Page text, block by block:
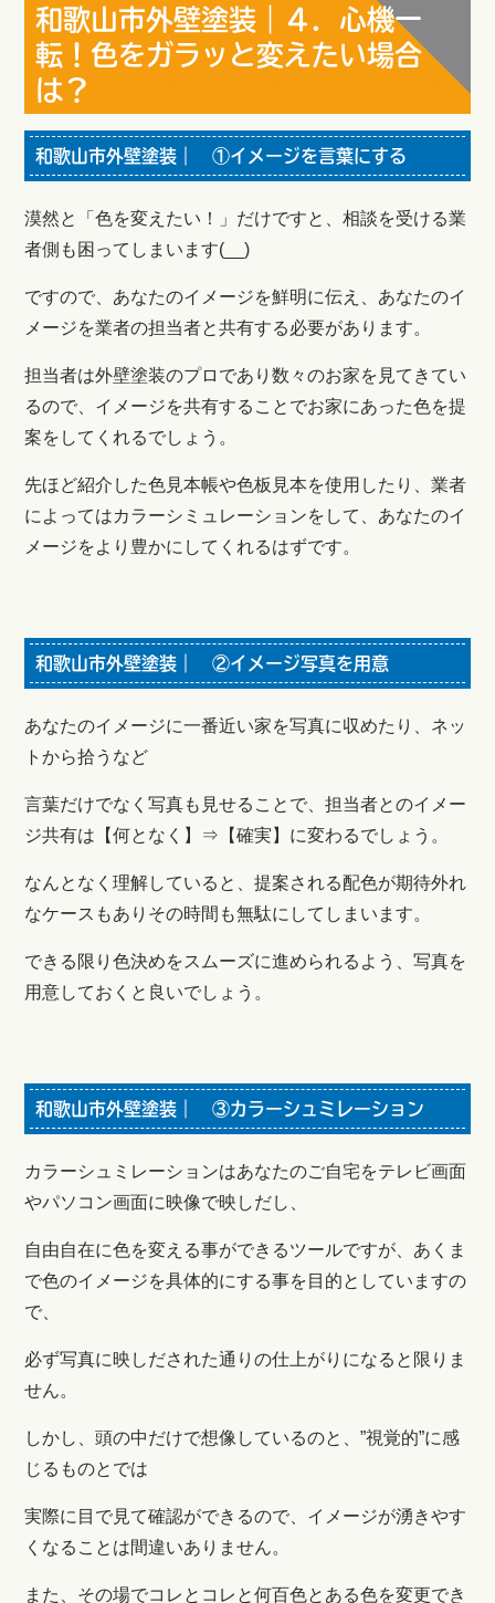
和歌山市外壁塗装｜４．心機一
転！色をガラッと変えたい場合
は？
和歌山市外壁塗装｜ ①イメージを言葉にする
漠然と「色を変えたい！」だけですと、相談を受ける業
者側も困ってしまいます(__)
ですので、あなたのイメージを鮮明に伝え、あなたのイ
メージを業者の担当者と共有する必要があります。
担当者は外壁塗装のプロであり数々のお家を見てきてい
るので、イメージを共有することでお家にあった色を提
案をしてくれるでしょう。
先ほど紹介した色見本帳や色板見本を使用したり、業者
によってはカラーシミュレーションをして、あなたのイ
メージをより豊かにしてくれるはずです。
和歌山市外壁塗装｜ ②イメージ写真を用意
あなたのイメージに一番近い家を写真に収めたり、ネッ
トから拾うなど
言葉だけでなく写真も見せることで、担当者とのイメー
ジ共有は【何となく】⇒【確実】に変わるでしょう。
なんとなく理解していると、提案される配色が期待外れ
なケースもありその時間も無駄にしてしまいます。
できる限り色決めをスムーズに進められるよう、写真を
用意しておくと良いでしょう。
和歌山市外壁塗装｜ ③カラーシュミレーション
カラーシュミレーションはあなたのご自宅をテレビ画面
やパソコン画面に映像で映しだし、
自由自在に色を変える事ができるツールですが、あくま
で色のイメージを具体的にする事を目的としていますの
で、
必ず写真に映しだされた通りの仕上がりになると限りま
せん。
しかし、頭の中だけで想像しているのと、”視覚的”に感
じるものとでは
実際に目で見て確認ができるので、イメージが湧きやす
くなることは間違いありません。
また、その場でコレとコレと何百色とある色を変更でき